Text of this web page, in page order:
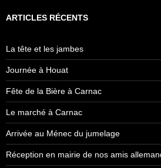
ARTICLES RÉCENTS
La tête et les jambes
Journée à Houat
Fête de la Bière à Carnac
Le marché à Carnac
Arrivée au Ménec du jumelage
Réception en mairie de nos amis